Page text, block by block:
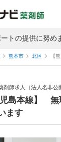
トの提供に努め
熊本市 北区 【
師求人（法人名非公
児島本線】
ます